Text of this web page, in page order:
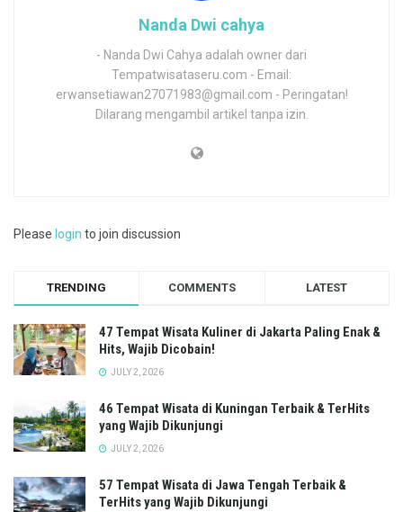
Nanda Dwi cahya
- Nanda Dwi Cahya adalah owner dari
Tempatwisataseru.com - Email:
erwansetiawan27071983@gmail.com - Peringatan!
Dilarang mengambil artikel tanpa izin.
Please login to join discussion
TRENDING COMMENTS LATEST
47 Tempat Wisata Kuliner di Jakarta Paling Enak &
Hits, Wajib Dicobain!
JULY 2, 2026
46 Tempat Wisata di Kuningan Terbaik & TerHits
yang Wajib Dikunjungi
JULY 2, 2026
57 Tempat Wisata di Jawa Tengah Terbaik &
TerHits yang Wajib Dikunjungi